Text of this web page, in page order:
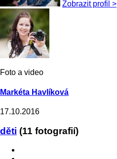
Zobrazit profil >
Foto a video
Markéta Havlíková
17.10.2016
děti (11 fotografií)